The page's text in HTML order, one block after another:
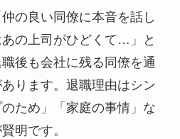
の良い同僚に本音を話し
の上司がひどくて…」と
後も会社に残る同僚を通
ります。退職理由はシン
ため」「家庭の事情」な
明です。